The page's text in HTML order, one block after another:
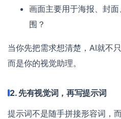
画面主要用于海报、封
围？
当你先把需求想清楚，AI就不
而是你的视觉助理。
2. 先有视觉词，再写提示词
提示词不是随手拼接形容词，